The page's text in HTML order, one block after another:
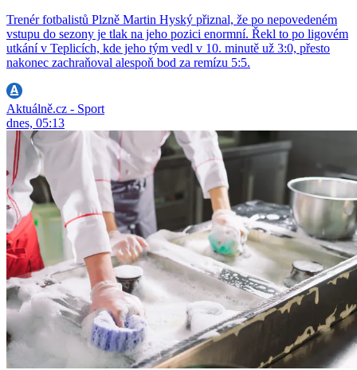
Trenér fotbalistů Plzně Martin Hyský přiznal, že po nepovedeném
vstupu do sezony je tlak na jeho pozici enormní. Řekl to po ligovém
utkání v Teplicích, kde jeho tým vedl v 10. minutě už 3:0, přesto
nakonec zachraňoval alespoň bod za remízu 5:5.
Aktuálně.cz - Sport
dnes, 05:13